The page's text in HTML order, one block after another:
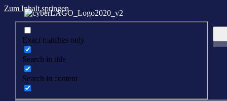
Zum Inhalt springen
Exact matches only
Search in title
Search in content